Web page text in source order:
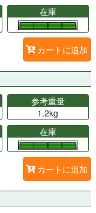
在庫
カートに追加
参考重量
1.2kg
在庫
カートに追加